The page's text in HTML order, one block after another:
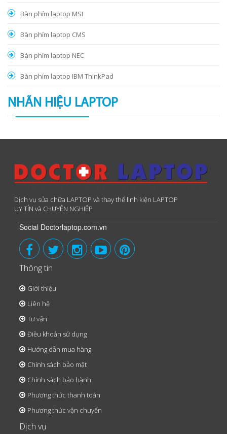
Bàn phím laptop MSI
Bàn phím laptop CMS
Bàn phím laptop NEC
Bàn phím laptop IBM ThinkPad
NHÃN HIỆU LAPTOP
Dịch vụ sửa chữa LAPTOP và thay thế linh kiện LAPTOP
UY TÍN và CHUYÊN NGHIỆP
Social Doctorlaptop.com.vn
Thông tin
Giới thiệu
Liên hệ
Tư vấn
Điều khoản sử dụng
Hướng dẫn mua hàng
Chính sách bảo mật
Chính sách bảo hành
Phương thức thanh toán
Phương thức vận chuyển
Dịch vụ